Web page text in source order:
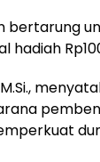
bertarung